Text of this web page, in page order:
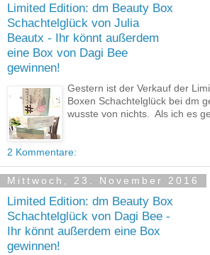
Limited Edition: dm Beauty Box
Schachtelglück von Julia
Beautx - Ihr könnt außerdem
eine Box von Dagi Bee
gewinnen!
Gestern ist der Verkauf der
Boxen Schachtelglück bei dm
wusste von nichts. Als ich es
2 Kommentare:
Mittwoch, 23. November 2016
Limited Edition: dm Beauty Box
Schachtelglück von Dagi Bee -
Ihr könnt außerdem eine Box
gewinnen!